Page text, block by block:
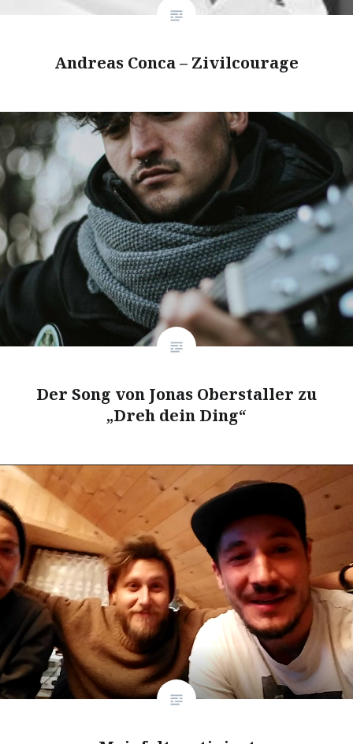
Andreas Conca – Zivilcourage
Der Song von Jonas Oberstaller zu
„Dreh dein Ding“